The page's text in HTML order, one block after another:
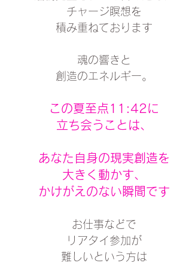
チャージ瞑想を
積み重ねております
魂の響きと
創造のエネルギー。
この夏至点11:42に
立ち会うことは、
あなた自身の現実創造を
大きく動かす、
かけがえのない瞬間です
お仕事などで
リアタイ参加が
難しいという方は